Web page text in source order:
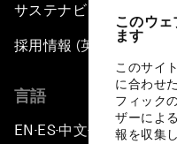
このウ
ます
このサイ
に合わせ
フィック
ザーによ
報を収集
サステナビリティへの取
採用情報 (英語のみ)
言語
EN ▪ES▪中文▪ 日本語